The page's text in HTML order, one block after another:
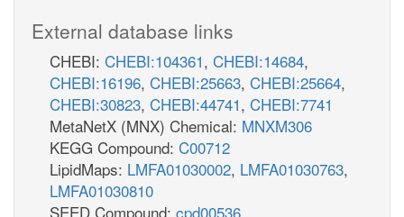
External database links
CHEBI: CHEBI:104361, CHEBI:14684,
CHEBI:16196, CHEBI:25663, CHEBI:25664,
CHEBI:30823, CHEBI:44741, CHEBI:7741
MetaNetX (MNX) Chemical: MNXM306
KEGG Compound: C00712
LipidMaps: LMFA01030002, LMFA01030763,
LMFA01030810
SEED Compound: cpd00536